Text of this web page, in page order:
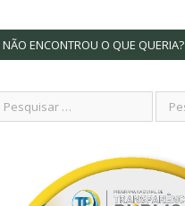
NÃO ENCONTROU O QUE QUERIA?